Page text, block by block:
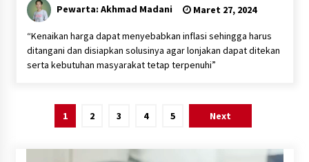
Pewarta: Akhmad Madani Maret 27, 2024
“Kenaikan harga dapat menyebabkan inflasi sehingga harus
ditangani dan disiapkan solusinya agar lonjakan dapat ditekan
serta kebutuhan masyarakat tetap terpenuhi”
Paginasi
1 2 3 4 5 Next